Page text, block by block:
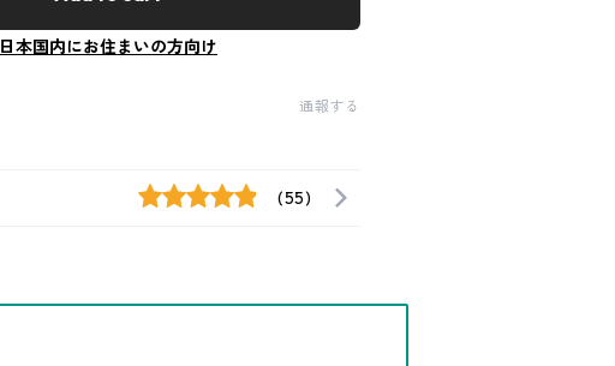
日本国内にお住まいの方向け
通報する
(55)